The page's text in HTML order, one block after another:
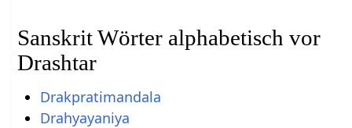
Sanskrit Wörter alphabetisch vor
Drashtar
Drakpratimandala
Drahyayaniya